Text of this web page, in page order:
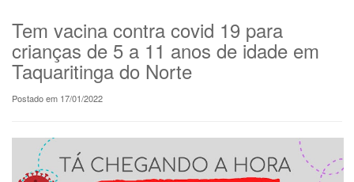
Tem vacina contra covid 19 para
crianças de 5 a 11 anos de idade em
Taquaritinga do Norte
Postado em 17/01/2022